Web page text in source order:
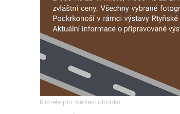
Klikněte pro zvětšení obrázku.